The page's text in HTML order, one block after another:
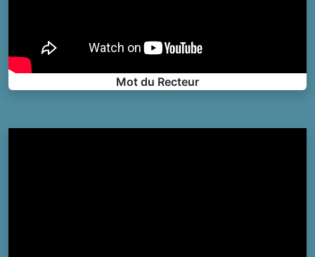
Mot du Recteur